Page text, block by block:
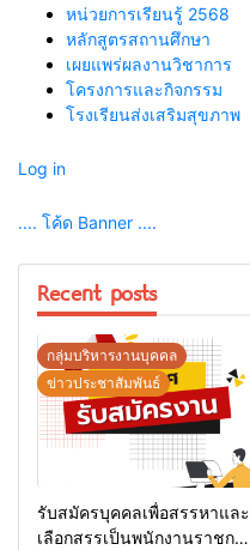
หน่วยการเรียนรู้ 2568
หลักสูตรสถานศึกษา
เผยแพร่ผลงานวิชาการ
โครงการและกิจกรรม
โรงเรียนส่งเสริมสุขภาพ
Log in
.... โค้ด Banner ....
Recent posts
กลุ่มบริหารงานบุคคล
ข่าวประชาสัมพันธ์
รับสมัครบุคคลเพื่อสรรหาและ
เลือกสรรเป็นพนักงานราชการ